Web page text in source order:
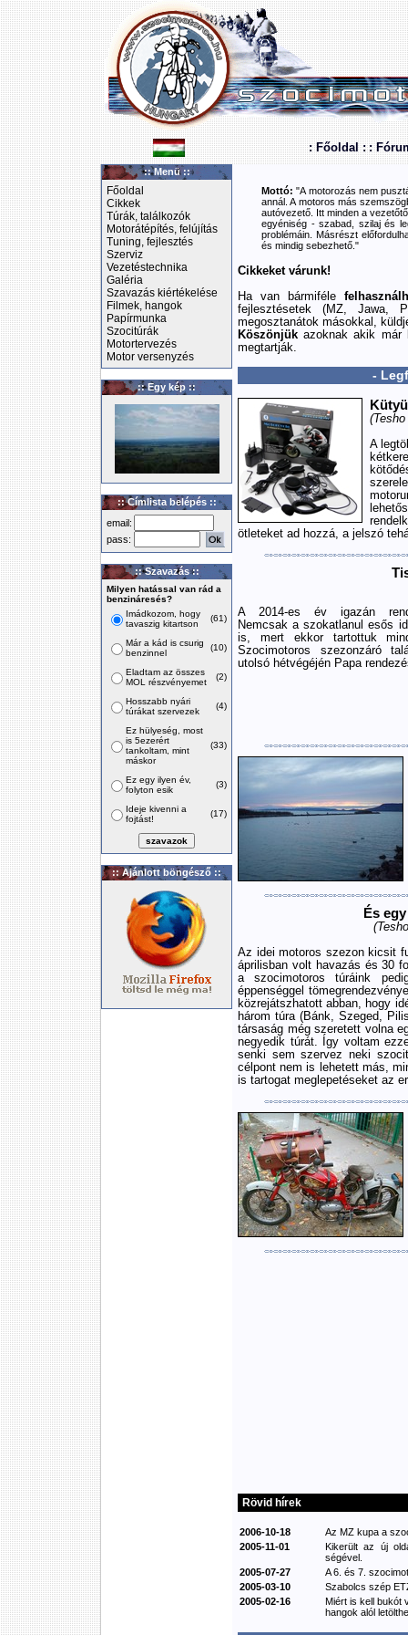
: Főoldal : :
:: Menü ::
Főoldal
Cikkek
Túrák, találkozók
Motorátépítés, felújítás
Tuning, fejlesztés
Szerviz
Vezetéstechnika
Galéria
Szavazás kiértékelése
Filmek, hangok
Papírmunka
Szocitúrák
Motortervezés
Motor versenyzés
:: Egy kép ::
:: Címlista belépés ::
email:
pass:
:: Szavazás ::
Milyen hatással van rád a
benzináresés?
Imádkozom, hogy
tavaszig kitartson
(61)
Már a kád is csurig
benzinnel
(10)
Eladtam az összes
MOL részvényemet
(2)
Hosszabb nyári
túrákat szervezek
(4)
Ez hülyeség, most
is 5ezerért
tankoltam, mint
máskor
(33)
Ez egy ilyen év,
folyton esik
(3)
Ideje kivenni a
fojtást!
(17)
:: Ajánlott böngésző ::
Mottó: "A motorozás nem
annál. A motoros más
autóvezető. Itt minden a
egyéniség - szabad, szilaj és
problémáin. Másrészt
és mindig sebezhető."
Cikkeket várunk!
Ha van bármiféle
fejlesztésetek (MZ, Jawa,
megosztanátok másokkal,
Köszönjük azoknak akik már
megtartják.
-
(Tesho
A
ötleteket ad hozzá, a jelszó
A 2014-es év igazán
Nemcsak a szokatlanul esős
is, mert ekkor tartottuk
Szocimotoros szezonzáró
utolsó hétvégéjén Papa
És
Az idei motoros szezon kicsit
áprilisban volt havazás és 30
a szocimotoros túráink
éppenséggel
közrejátszhatott abban, hogy
három túra (Bánk, Szeged,
társaság még szeretett volna
negyedik túrát. Így voltam
senki sem szervez neki
célpont nem is lehetett más,
is tartogat meglepetéseket az
Rövid hírek
2006-10-18
Az MZ kupa a
2005-11-01
Kikerült az új
ségével.
2005-07-27
A 6. és 7.
2005-03-10
Szabolcs szép
2005-02-16
Miért is kell bukót
hangok alól